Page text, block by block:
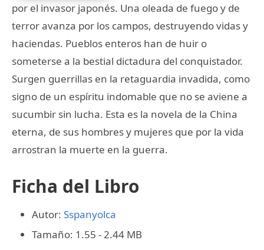
por el invasor japonés. Una oleada de fuego y de
terror avanza por los campos, destruyendo vidas y
haciendas. Pueblos enteros han de huir o
someterse a la bestial dictadura del conquistador.
Surgen guerrillas en la retaguardia invadida, como
signo de un espíritu indomable que no se aviene a
sucumbir sin lucha. Esta es la novela de la China
eterna, de sus hombres y mujeres que por la vida
arrostran la muerte en la guerra.
Ficha del Libro
Autor: Sspanyolca
Tamaño: 1.55 - 2.44 MB